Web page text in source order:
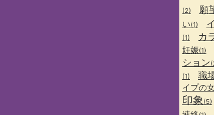
(2) 願
い(1)
(1) カ
妊娠(1)
ション
(1) 職
イプの
印象 (5)